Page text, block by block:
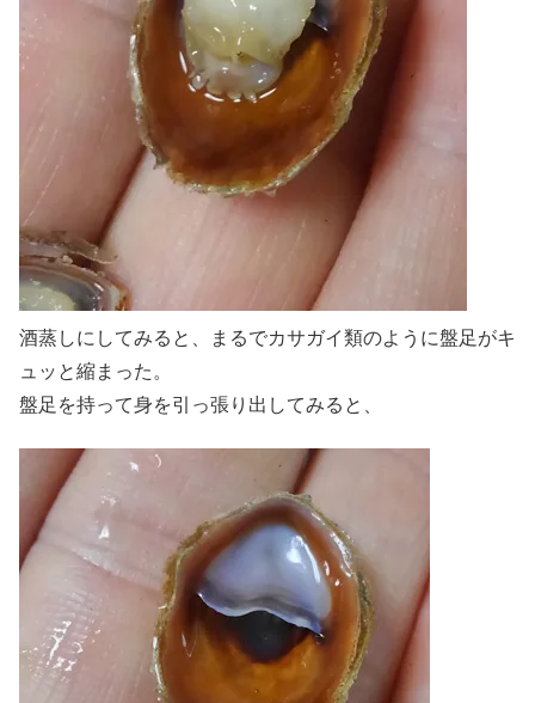
酒蒸しにしてみると、まるでカサガイ類のように盤足がキ
ュッと縮まった。
盤足を持って身を引っ張り出してみると、